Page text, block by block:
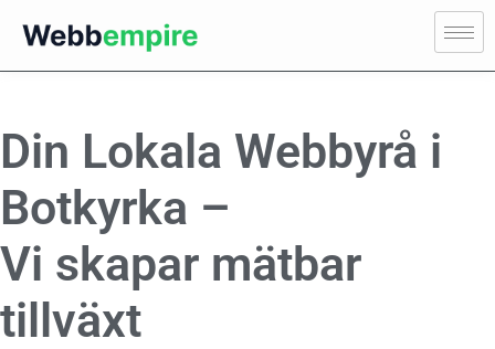
Din Lokala Webbyrå i
Botkyrka –
Vi skapar mätbar
tillväxt